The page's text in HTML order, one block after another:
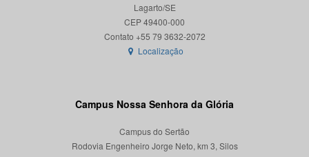
Lagarto/SE
CEP 49400-000
Localização
Campus Nossa Senhora da Glória
Campus do Sertão
Rodovia Engenheiro Jorge Neto, km 3, Silos